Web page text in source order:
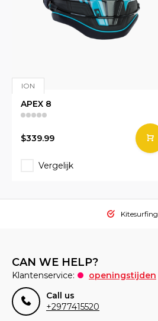
ION
APEX 8
$339.99
Vergelijk
Kitesurfing
CAN WE HELP?
Klantenservice:
openingstijden
Call us
+2977415520